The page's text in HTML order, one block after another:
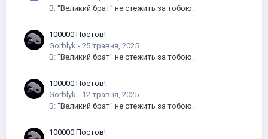
В: "Великий брат" не стежить за тобою.
100000 Постов!
Gorblyk -
В: "Великий брат" не стежить за тобою.
100000 Постов!
Gorblyk -
В: "Великий брат" не стежить за тобою.
100000 Постов!